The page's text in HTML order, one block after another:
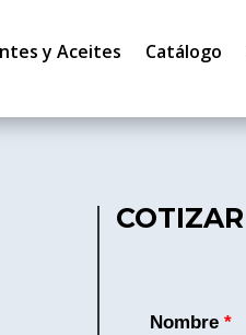
y Aceites Catálogo
COTIZAR
Nombre*